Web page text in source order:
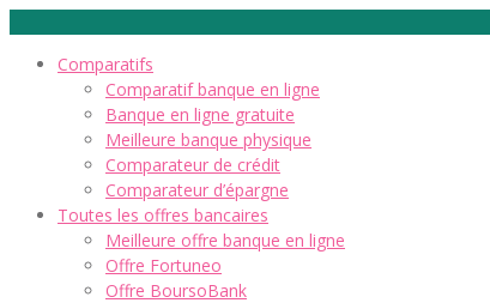
Comparatifs
Comparatif banque en ligne
Banque en ligne gratuite
Meilleure banque physique
Comparateur de crédit
Comparateur d’épargne
Toutes les offres bancaires
Meilleure offre banque en ligne
Offre Fortuneo
Offre BoursoBank